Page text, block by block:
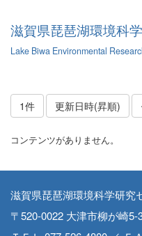
滋賀県琵琶湖環境科
Lake Biwa Environmental
1件 更新日時(昇順)
コンテンツがありません。
滋賀県琵琶湖環境科学研究
〒520-0022 大津市柳が崎5-